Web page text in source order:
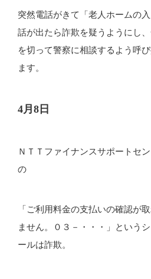
突然電話がきて「老人ホームの
話が出たら詐欺を疑うようにし
を切って警察に相談するよう呼
ます。
4月8日
ＮＴＴファイナンスサポートセ
の
「ご利用料金の支払いの確認が
ません。０３－・・・」という
ールは詐欺。